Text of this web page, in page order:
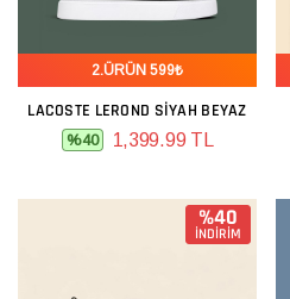
2.ÜRÜN 599₺
LACOSTE LEROND SIYAH BEYAZ
%40 1,399.99 TL
%40
İNDİRİM